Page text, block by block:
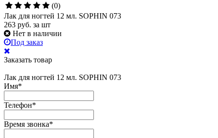
(0)
Лак для ногтей 12 мл. SOPHIN 073
263 руб. за шт
Нет в наличии
Под заказ
Заказать товар
Лак для ногтей 12 мл. SOPHIN 073
Имя*
Телефон*
Время звонка*